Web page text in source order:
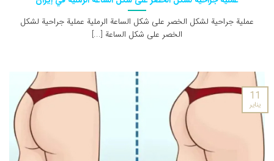
عملية جراحية لشكل الخصر على شكل الساعة الرملية عملية جراحية لشكل
الخصر على شكل الساعة [...]
11
يناير